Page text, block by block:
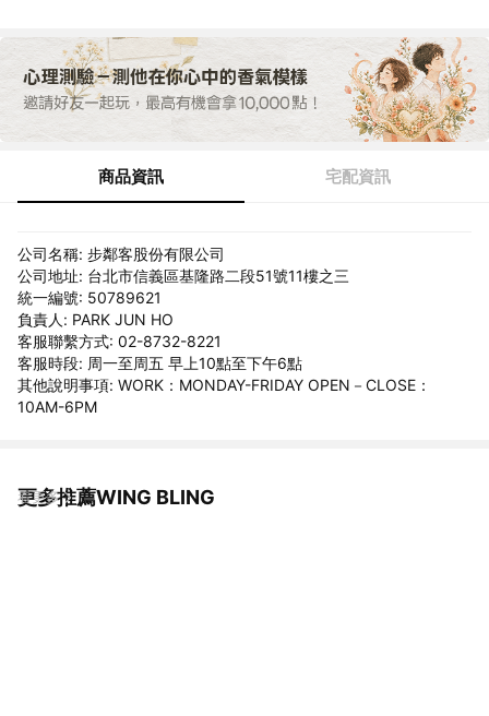
商品資訊 宅配資訊
公司名稱: 步鄰客股份有限公司
公司地址: 台北市信義區基隆路二段51號11樓之三
統一編號: 50789621
負責人: PARK JUN HO
客服聯繫方式: 02-8732-8221
客服時段: 周一至周五 早上10點至下午6點
其他說明事項: WORK：MONDAY-FRIDAY OPEN－CLOSE：
10AM-6PM
更多推薦WING BLING
看更多